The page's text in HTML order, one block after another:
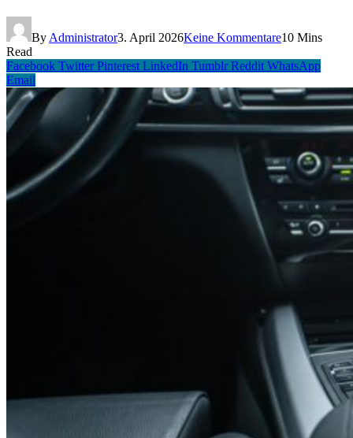
By Administrator3. April 2026Keine Kommentare10 Mins
Read
Facebook Twitter Pinterest LinkedIn Tumblr Reddit WhatsApp
Email